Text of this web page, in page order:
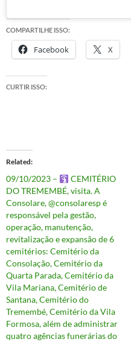
COMPARTILHE ISSO:
Facebook X
CURTIR ISSO:
Related
09/10/2023 –
CEMITÉRIO
DO TREMEMBÉ, visita. A
Consolare, @consolaresp é
responsável pela gestão,
operação, manutenção,
revitalização e expansão de 6
cemitérios: Cemitério da
Consolação, Cemitério da
Quarta Parada, Cemitério da
Vila Mariana, Cemitério de
Santana, Cemitério do
Tremembé, Cemitério da Vila
Formosa, além de administrar
quatro agências funerárias do